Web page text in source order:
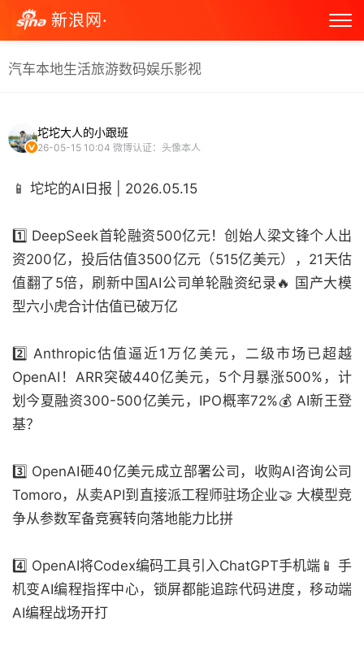
新浪网·
汽车本地生活旅游数码娱乐影视
坨坨大人的小跟班
26-05-15 10:04 微博认证：头像本人
📱 坨坨的AI日报 | 2026.05.15
1️⃣ DeepSeek首轮融资500亿元！创始人梁文锋个人出
资200亿，投后估值3500亿元（515亿美元），21天估
值翻了5倍，刷新中国AI公司单轮融资纪录🔥 国产大模
型六小虎合计估值已破万亿
2️⃣ Anthropic估值逼近1万亿美元，二级市场已超越
OpenAI！ARR突破440亿美元，5个月暴涨500%，计
划今夏融资300-500亿美元，IPO概率72%💰 AI新王登
基？
3️⃣ OpenAI砸40亿美元成立部署公司，收购AI咨询公司
Tomoro，从卖API到直接派工程师驻场企业🤝 大模型竞
争从参数军备竞赛转向落地能力比拼
4️⃣ OpenAI将Codex编码工具引入ChatGPT手机端📱 手
机变AI编程指挥中心，锁屏都能追踪代码进度，移动端
AI编程战场开打